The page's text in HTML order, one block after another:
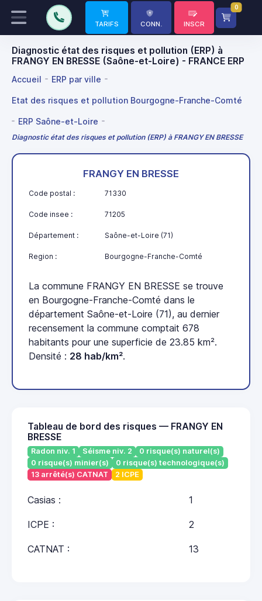
TARIFS CONN. INSCR
0
Diagnostic état des risques et pollution (ERP) à
FRANGY EN BRESSE (Saône-et-Loire) - FRANCE ERP
Accueil ERP par ville
Etat des risques et pollution Bourgogne-Franche-Comté
ERP Saône-et-Loire
Diagnostic état des risques et pollution (ERP) à FRANGY EN BRESSE
FRANGY EN BRESSE
Code postal : 71330
Code insee : 71205
Département : Saône-et-Loire (71)
Region : Bourgogne-Franche-Comté
La commune FRANGY EN BRESSE se trouve
en Bourgogne-Franche-Comté dans le
département Saône-et-Loire (71), au dernier
recensement la commune comptait 678
habitants pour une superficie de 23.85 km².
Densité : 28 hab/km².
Tableau de bord des risques — FRANGY EN
BRESSE
Radon niv. 1 Séisme niv. 2
0 risque(s) naturel(s)
0 risque(s) minier(s)
0 risque(s) technologique(s)
13 arrêté(s) CATNAT
2 ICPE
Casias : 1
ICPE : 2
CATNAT : 13